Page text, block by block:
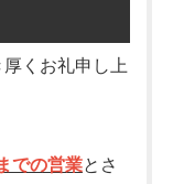
（日）
致します。
につきまして
きます。
すが、何卒ご
くお礼申し上
での営業とさ